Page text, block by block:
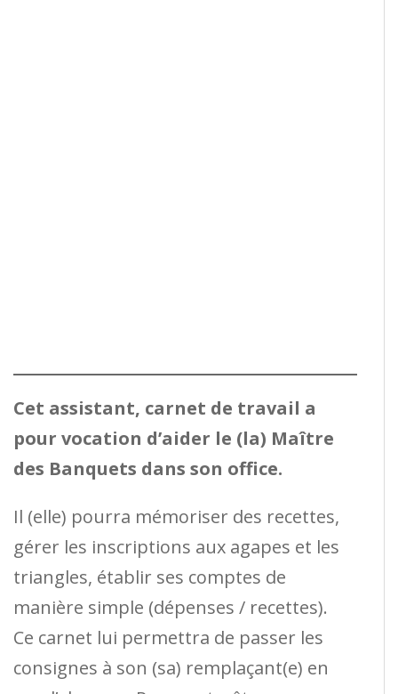
Cet assistant, carnet de travail a
pour vocation d’aider le (la) Maître
des Banquets dans son office.
Il (elle) pourra mémoriser des recettes,
gérer les inscriptions aux agapes et les
triangles, établir ses comptes de
manière simple (dépenses / recettes).
Ce carnet lui permettra de passer les
consignes à son (sa) remplaçant(e) en